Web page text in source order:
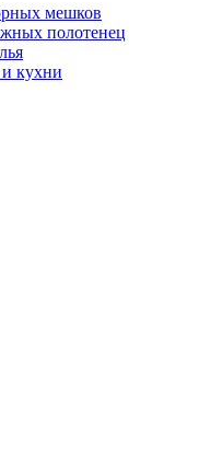
мешков
полотенец
кухни